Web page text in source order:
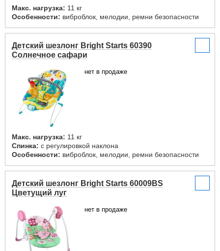
Макс. нагрузка: 11 кг
Особенности: виброблок, мелодии, ремни безопасности
Детский шезлонг Bright Starts 60390
Солнечное сафари
нет в продаже
Макс. нагрузка: 11 кг
Спинка: с регулировкой наклона
Особенности: виброблок, мелодии, ремни безопасности
Детский шезлонг Bright Starts 60009BS
Цветущий луг
нет в продаже